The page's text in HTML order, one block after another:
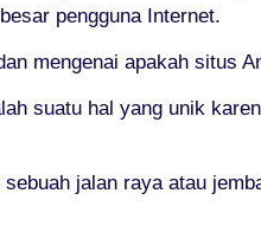
pengguna Internet.
mengenai apakah situs
suatu hal yang unik
jalan raya atau